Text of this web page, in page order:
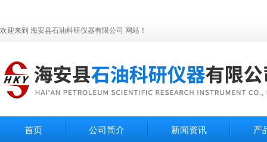
欢迎来到 海安县石油科研仪器有限公司 网站！
首页 公司简介 新闻资讯 产